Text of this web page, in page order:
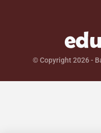
© Copyright 2026 -